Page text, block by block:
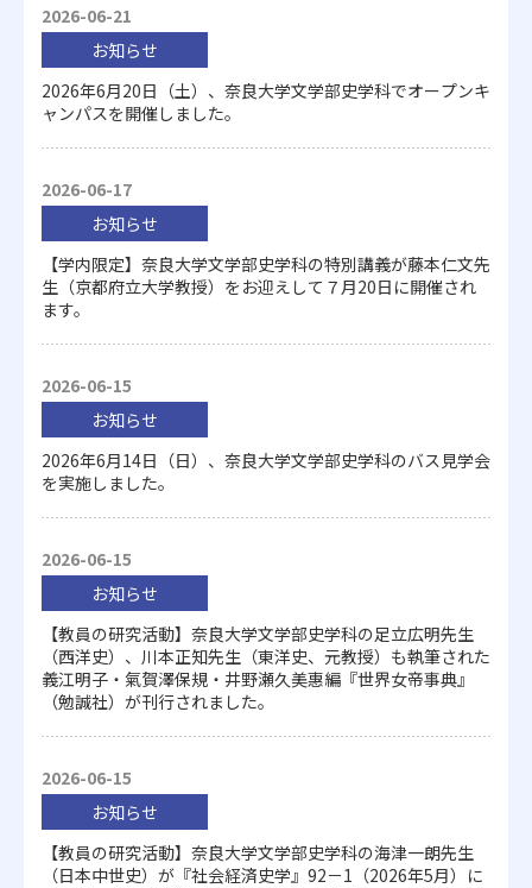
2026-06-21
お知らせ
2026年6月20日（土）、奈良大学文学部史学科でオープンキ
ャンパスを開催しました。
2026-06-17
お知らせ
【学内限定】奈良大学文学部史学科の特別講義が藤本仁文先
生（京都府立大学教授）をお迎えして７月20日に開催され
ます。
2026-06-15
お知らせ
2026年6月14日（日）、奈良大学文学部史学科のバス見学会
を実施しました。
2026-06-15
お知らせ
【教員の研究活動】奈良大学文学部史学科の足立広明先生
（西洋史）、川本正知先生（東洋史、元教授）も執筆された
義江明子・氣賀澤保規・井野瀬久美惠編『世界女帝事典』
（勉誠社）が刊行されました。
2026-06-15
お知らせ
【教員の研究活動】奈良大学文学部史学科の海津一朗先生
（日本中世史）が『社会経済史学』92－1（2026年5月）に